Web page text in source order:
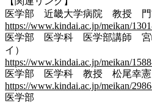
医学部 近畿大学病院 教授 門
https://www.kindai.ac.jp/meikan/
医学部 医学科 医学部講師 宮
イ）
https://www.kindai.ac.jp/meikan/
医学部 医学科 教授 松尾幸憲
https://www.kindai.ac.jp/meikan/
医学部